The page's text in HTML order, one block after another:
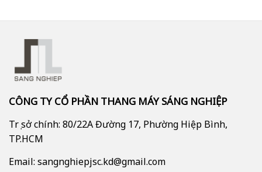
CÔNG TY CỔ PHẦN THANG MÁY SÁNG NGHIỆP
Trụ sở chính: 80/22A Đường 17, Phường Hiệp Bình,
TP.HCM
Email: sangnghiepjsc.kd@gmail.com